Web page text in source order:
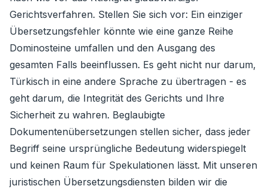
Gerichtsverfahren. Stellen Sie sich vor: Ein einziger
Übersetzungsfehler könnte wie eine ganze Reihe
Dominosteine ​​umfallen und den Ausgang des
gesamten Falls beeinflussen. Es geht nicht nur darum,
Türkisch in eine andere Sprache zu übertragen - es
geht darum, die Integrität des Gerichts und Ihre
Sicherheit zu wahren. Beglaubigte
Dokumentenübersetzungen stellen sicher, dass jeder
Begriff seine ursprüngliche Bedeutung widerspiegelt
und keinen Raum für Spekulationen lässt. Mit unseren
juristischen Übersetzungsdiensten bilden wir die